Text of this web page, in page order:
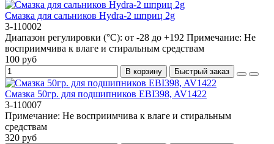
Смазка для сальников Hydra-2 шприц 2g
3-110002
Диапазон регулировки (°C): от -28 до +192 Примечание: Не
восприимчива к влаге и стиральным средствам
100 руб
В корзину Быстрый заказ
Смазка 50гр. для подшипников EBI398, AV1422
3-110007
Примечание: Не восприимчива к влаге и стиральным
средствам
320 руб